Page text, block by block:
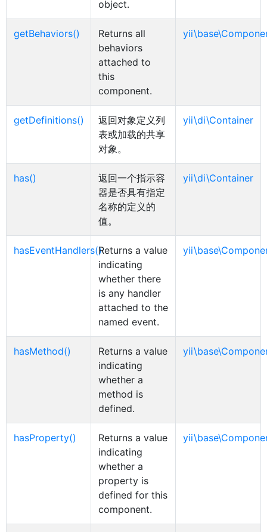
object.
getBehaviors()
Returns all
behaviors
attached to
this
component.
getDefinitions()
返回对象定义列
表或加载的共享
对象。
yii\di\Container
has()
返回一个指示容
器是否具有指定
名称的定义的
值。
yii\di\Container
hasEventHandlers()Returns a value
indicating
whether there
is any handler
attached to the
named event.
hasMethod()
Returns a value
indicating
whether a
method is
defined.
hasProperty()
Returns a value
indicating
whether a
property is
defined for this
component.